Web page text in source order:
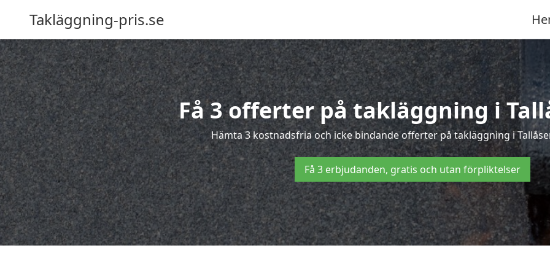
Takläggning-pris.se
Få 3 offerter på takläggning i
Hämta 3 kostnadsfria och icke bindande offerter på takläggning i
Få 3 erbjudanden, gratis och utan förpliktelser